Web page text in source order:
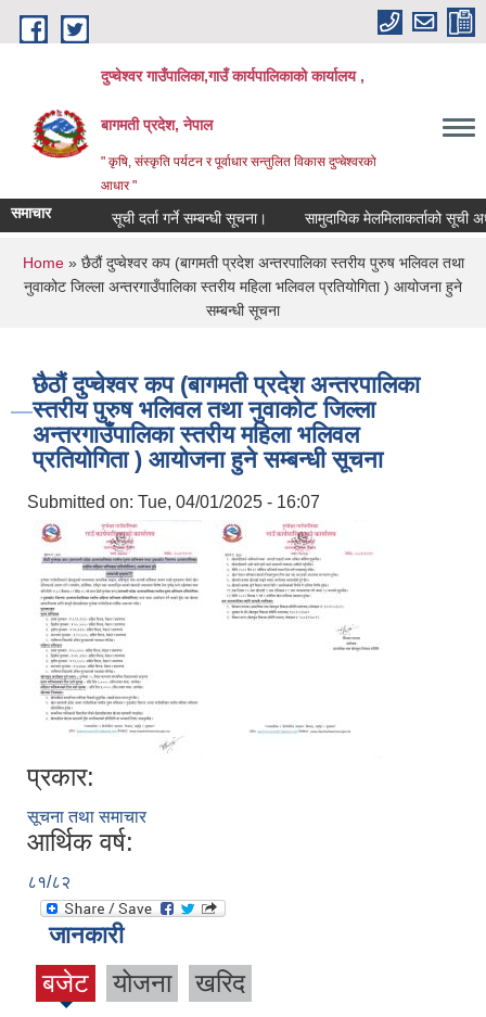
Skip to main content
दुप्चेश्वर गाउँपालिका,गाउँ कार्यपालिकाको कार्यालय ,
बागमती प्रदेश, नेपाल
" कृषि, संस्कृति पर्यटन र पूर्वाधार सन्तुलित विकास दुप्चेश्वरको
आधार "
समाचार सूची दर्ता गर्ने सम्बन्धी सूचना। सामुदायिक मेलमिलाकर्ताको सूची
You are here
Home» छैठौं दुप्चेश्वर कप (बागमती प्रदेश अन्तरपालिका स्तरीय पुरुष भलिवल तथा
नुवाकोट जिल्ला अन्तरगाउँपालिका स्तरीय महिला भलिवल प्रतियोगिता ) आयोजना हुने
सम्बन्धी सूचना
छैठौं दुप्चेश्वर कप (बागमती प्रदेश अन्तरपालिका
स्तरीय पुरुष भलिवल तथा नुवाकोट जिल्ला
अन्तरगाउँपालिका स्तरीय महिला भलिवल
प्रतियोगिता ) आयोजना हुने सम्बन्धी सूचना
Submitted on: Tue, 04/01/2025 - 16:07
प्रकार:
सूचना तथा समाचार
आर्थिक वर्ष:
८१/८२
जानकारी
बजेट योजना खरिद